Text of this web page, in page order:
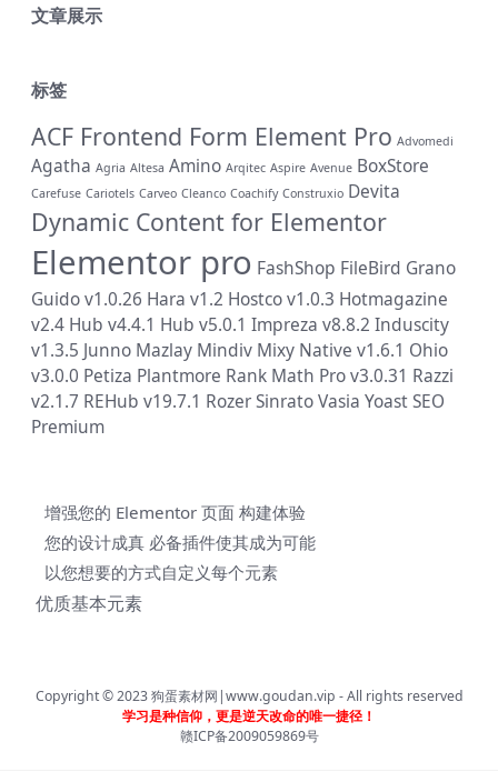
文章展示
标签
ACF Frontend Form Element Pro Advomedi
Agatha Agria Altesa Amino Arqitec Aspire Avenue BoxStore
Carefuse Cariotels Carveo Cleanco Coachify Construxio Devita
Dynamic Content for Elementor
Elementor pro FashShop FileBird Grano
Guido v1.0.26 Hara v1.2 Hostco v1.0.3 Hotmagazine
v2.4 Hub v4.4.1 Hub v5.0.1 Impreza v8.8.2 Induscity
v1.3.5 Junno Mazlay Mindiv Mixy Native v1.6.1 Ohio
v3.0.0 Petiza Plantmore Rank Math Pro v3.0.31 Razzi
v2.1.7 REHub v19.7.1 RozerSinratoVasia Yoast SEO
Premium
增强您的 Elementor 页面 构建体验
您的设计成真 必备插件使其成为可能
以您想要的方式自定义每个元素
优质基本元素
Copyright © 2023狗蛋素材网|www.goudan.vip - All rights reserved
学习是种信仰，更是逆天改命的唯一捷径！
赣ICP备2009059869号